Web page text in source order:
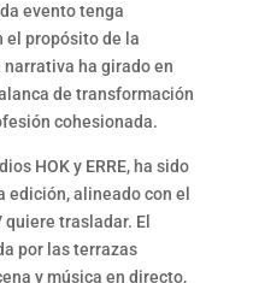
evento tenga
el propósito de la
ha girado en
de transformación
cohesionada.​
HOK y ERRE, ha sido
alineado con el
trasladar. El
por las terrazas
y música en directo,